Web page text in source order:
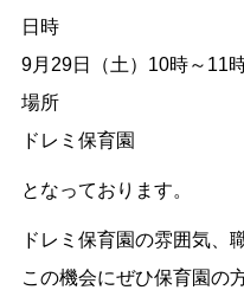
日時
9月29日（土）10時～11
場所
ドレミ保育園
となっております。
ドレミ保育園の雰囲気、
この機会にぜひ保育園の